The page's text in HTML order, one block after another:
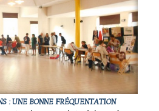
: UNE BONNE FRÉQUENTATION